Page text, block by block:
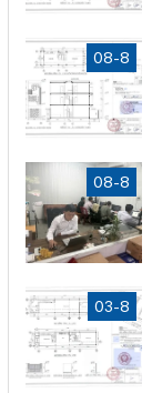
08-8
08-8
03-8